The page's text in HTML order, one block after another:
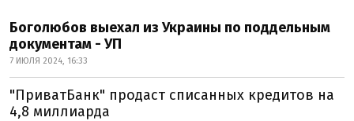
Боголюбов выехал из Украины по поддельным
документам - УП
7 ИЮЛЯ 2024, 16:33
"ПриватБанк" продаст списанных кредитов на
4,8 миллиарда